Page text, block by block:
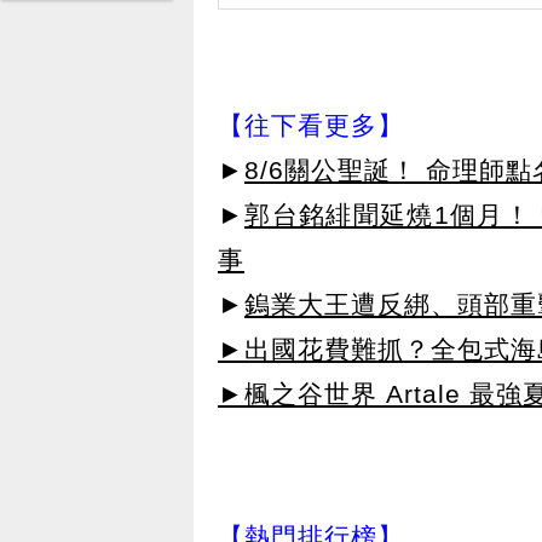
【往下看更多】
► 8/6關公聖誕！ 命理師
► 郭台銘緋聞延燒1個月
事
► 鎢業大王遭反綁、頭部
►出國花費難抓？全包式
►楓之谷世界 Artale 最強
【熱門排行榜】